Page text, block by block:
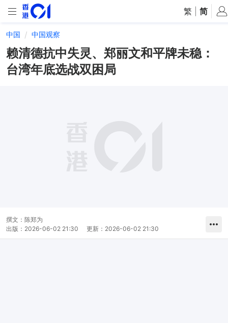
繁 简
中国 中国观察
赖清德抗中失灵、郑丽文和平牌未稳：
台湾年底选战双困局
撰文： 陈郑为
出版： 2026-06-02 21:30 更新： 2026-06-02 21:30